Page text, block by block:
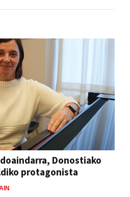
Donostiako
protagonista